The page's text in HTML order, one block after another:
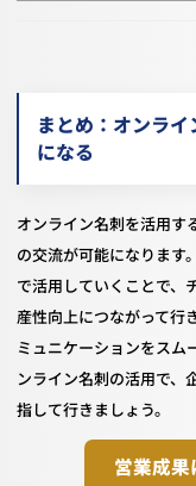
まとめ：オンラ
になる
オンライン名刺を活用す
の交流が可能になります
で活用していくことで、
産性向上につながって行
ミュニケーションをスム
ンライン名刺の活用で、
指して行きましょう。
営業成果